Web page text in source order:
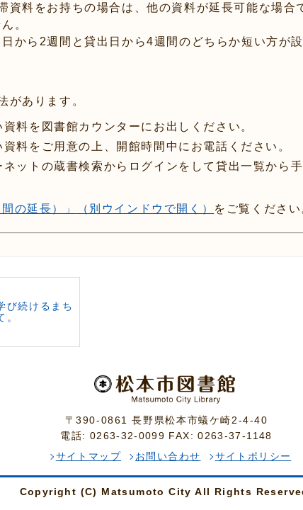
資料をお持ちの場合は、他の資料が延長可能な場合
。
から2週間と貸出日から4週間のどちらか短い方が
があります。
料を図書館カウンターにお出しください。
料をご用意の上、開館時間中にお電話ください。
ットの蔵書検索からログインをして貸出一覧から
の延長）」 （別ウインドウで開く） をご覧ください
び続けるまち
。
〒390-0861 長野県松本市蟻ケ崎2-4-40
電話: 0263-32-0099 FAX: 0263-37-1148
サイトマップ お問い合わせ サイトポリシー
Copyright (C) Matsumoto City All Rights